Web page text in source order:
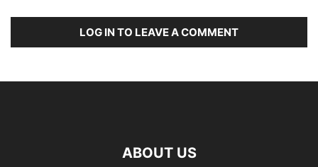
LOG IN TO LEAVE A COMMENT
ABOUT US